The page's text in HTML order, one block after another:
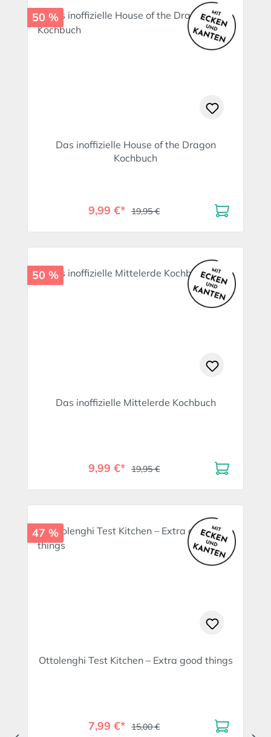
50 %
Das inoffizielle House of the Dragon
Kochbuch
9,99 €* 19,95 €
50 %
Das inoffizielle Mittelerde Kochbuch
9,99 €* 19,95 €
47 %
Ottolenghi Test Kitchen – Extra good things
7,99 €* 15,00 €